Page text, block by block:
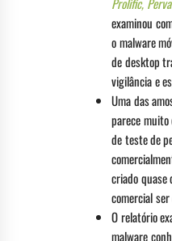
examinou
o malware
de desktop
vigilância e
Uma das
parece muito
de teste de
criado quase
comercial
O relatório
malware